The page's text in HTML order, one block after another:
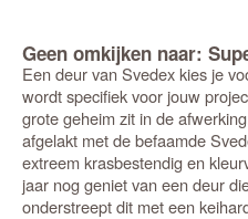
Geen omkijken naar:
Een deur van Svedex kies je
wordt specifiek voor jouw
grote geheim zit in de
afgelakt met de befaamde
extreem krasbestendig en
jaar nog geniet van een deur
onderstreept dit met een